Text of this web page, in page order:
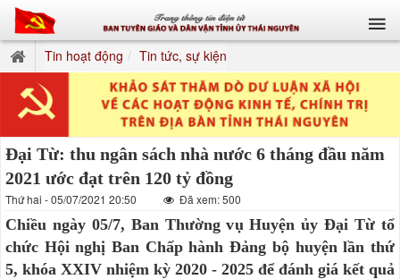
Tin hoạt động Tin tức, sự kiện
Đại Từ: thu ngân sách nhà nước 6 tháng đầu năm
2021 ước đạt trên 120 tỷ đồng
Thứ hai - 05/07/2021 20:50 Đã xem: 500
Chiều ngày 05/7, Ban Thường vụ Huyện ủy Đại Từ tổ
chức Hội nghị Ban Chấp hành Đảng bộ huyện lần thứ
5, khóa XXIV nhiệm kỳ 2020 - 2025 để đánh giá kết quả